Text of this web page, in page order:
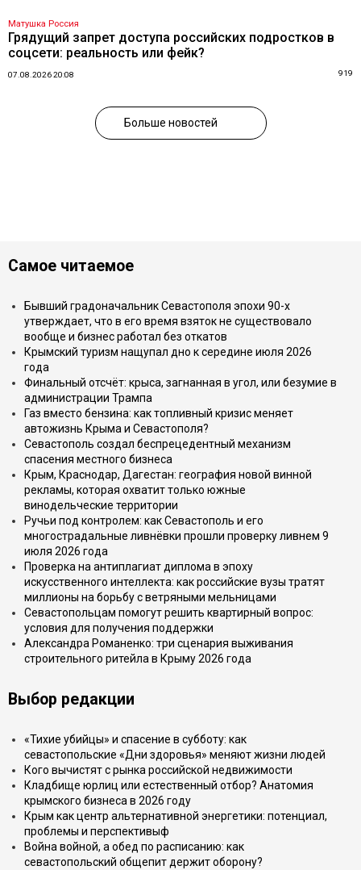
Матушка Россия
Грядущий запрет доступа российских подростков в
соцсети: реальность или фейк?
07.08.2026 20:08 919
Больше новостей
Самое читаемое
Бывший градоначальник Севастополя эпохи 90-х
утверждает, что в его время взяток не существовало
вообще и бизнес работал без откатов
Крымский туризм нащупал дно к середине июля 2026
года
Финальный отсчёт: крыса, загнанная в угол, или безумие в
администрации Трампа
Газ вместо бензина: как топливный кризис меняет
автожизнь Крыма и Севастополя?
Севастополь создал беспрецедентный механизм
спасения местного бизнеса
Крым, Краснодар, Дагестан: география новой винной
рекламы, которая охватит только южные
винодельческие территории
Ручьи под контролем: как Севастополь и его
многострадальные ливнёвки прошли проверку ливнем 9
июля 2026 года
Проверка на антиплагиат диплома в эпоху
искусственного интеллекта: как российские вузы тратят
миллионы на борьбу с ветряными мельницами
Севастопольцам помогут решить квартирный вопрос:
условия для получения поддержки
Александра Романенко: три сценария выживания
строительного ритейла в Крыму 2026 года
Выбор редакции
«Тихие убийцы» и спасение в субботу: как
севастопольские «Дни здоровья» меняют жизни людей
Кого вычистят с рынка российской недвижимости
Кладбище юрлиц или естественный отбор? Анатомия
крымского бизнеса в 2026 году
Крым как центр альтернативной энергетики: потенциал,
проблемы и перспективыф
Война войной, а обед по расписанию: как
севастопольский общепит держит оборону?